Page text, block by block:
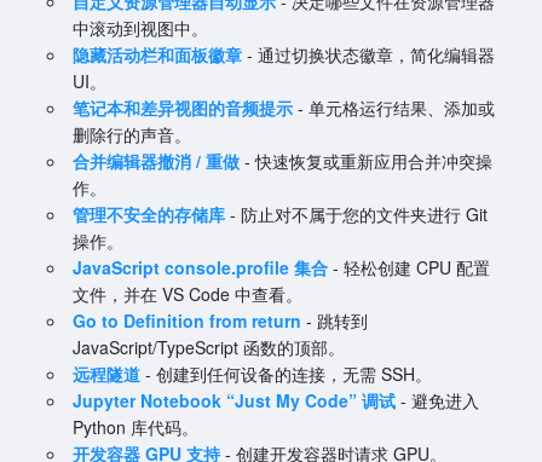
中滚动到视图中。
隐藏活动栏和面板徽章- 通过切换状态徽章，简化编辑器
UI。
笔记本和差异视图的音频提示- 单元格运行结果、添加或
删除行的声音。
合并编辑器撤消 / 重做- 快速恢复或重新应用合并冲突操
作。
管理不安全的存储库- 防止对不属于您的文件夹进行 Git
操作。
JavaScript console.profile 集合- 轻松创建 CPU 配置
文件，并在 VS Code 中查看。
Go to Definition from return - 跳转到
JavaScript/TypeScript 函数的顶部。
远程隧道- 创建到任何设备的连接，无需 SSH。
Jupyter Notebook “Just My Code” 调试- 避免进入
Python 库代码。
开发容器 GPU 支持- 创建开发容器时请求 GPU。